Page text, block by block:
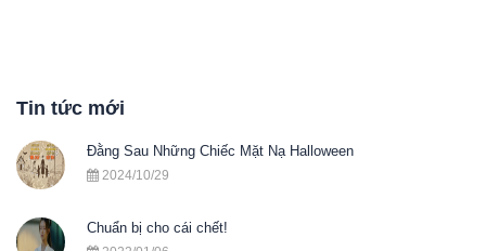
Tin tức mới
Đằng Sau Những Chiếc Mặt Nạ Halloween
2024/10/29
Chuẩn bị cho cái chết!